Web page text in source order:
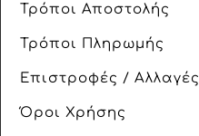
Τρόποι Αποστολής
Τρόποι Πληρωμής
Επιστροφές / Αλλαγές
Όροι Χρήσης